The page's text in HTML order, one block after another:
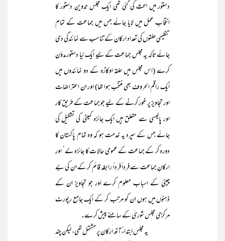
دستور میں بحث کی گئی تھی ایک مجلس تدوین دستور کا
انتخاب عمل میں لایا جائے جس میں جماعت کے تمام
تنظیمی حلقوں کی تعداد ارکان کے تناسب سے نمائندگی دی
جائے تاکہ یہ مجلس جماعت کے لیے ایک نیا دستور مدوّن
کرے (اس مجلس میں حلقہ اوکاڑہ کے دو نمائندوں میں
ایک راقم الحروف بھی منتخب ہوا تھا) اور ان اعتراضات
اور تجاویز پر غور کرنے کے لیے جو جماعت کے طریق کار
اور پالیسی سے متعلق ہیں ایک جائزہ کمیٹی کی تشکیل کی
جائے جس کے سپرد یہ خدمت ہو کہ وہ تمام پاکستان کا
دورہ کر کے جماعت کے عمومی حالات کا جائزہ لے‘ اور
ارکانِ جماعت سے فرداً فرداً رابطہ قائم کر کے ان کی بے
چینی کے اسباب معلوم کرے اور جو تجاویز ان کے
ذہنوں میں ہوں ان کو مرتب کر کے ایک جامع رپورٹ
مرکزی مجلس شوریٰ کے سامنے پیش کرے۔
یہ مجلس ابتداءً آٹھ ارکان پر مشتمل تھی، لیکن چند